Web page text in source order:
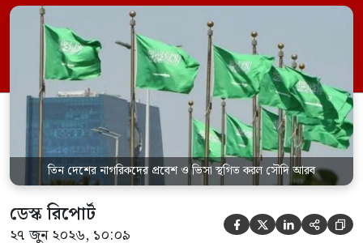
যেকোনো ভ্রমণকারীর জন্য ভিসা ইস্যু এবং
সৌদিতে প্রবেশ সাময়িকভাবে স্থগিত করা
হয়েছে। সৌদি প্রেস এজেন্সি (এসপিএ)
জানিয়েছে, এই নিষেধাজ্ঞা শুধুমাত্র সরাসরি ওই
তিন দেশ থেকে […]
তিন দেশের নাগরিকদের প্রবেশ ও ভিসা স্থগিত করল সৌদি আরব
ডেস্ক রিপোর্ট
২৭ জুন ২০২৬, ১০:০৯     